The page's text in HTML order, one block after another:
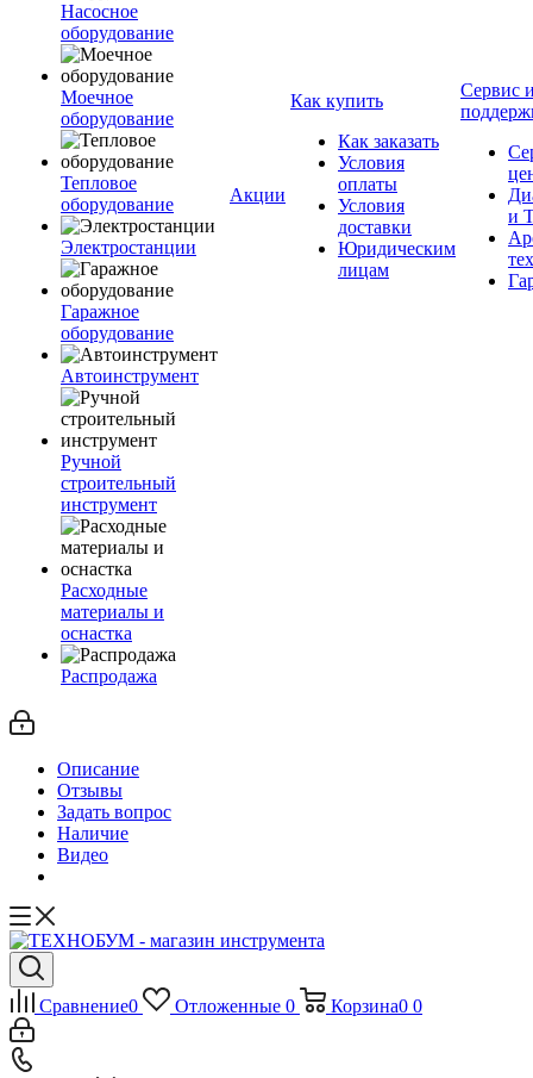
Насосное
оборудование
Моечное
оборудование
Тепловое
оборудование
Электростанции
Гаражное
оборудование
Автоинструмент
Ручной
строительный
инструмент
Расходные
материалы и
оснастка
Распродажа
Акции
Как купить
Как заказать
Условия
оплаты
Условия
доставки
Юридическим
лицам
Сервис
и
Описание
Отзывы
Задать вопрос
Наличие
Видео
Сравнение0 Отложенные 0 Корзина0 0